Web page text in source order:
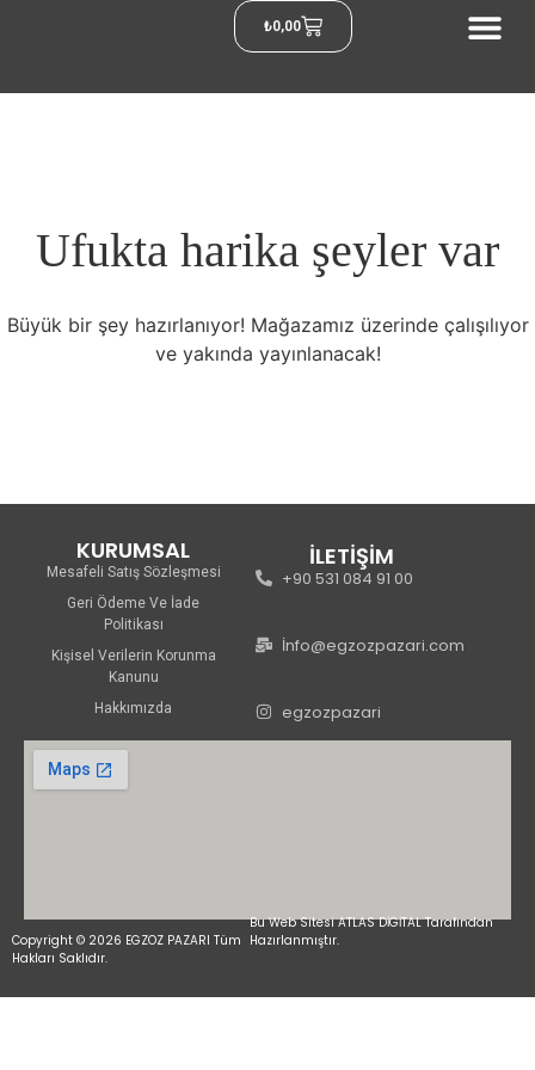
₺0,00
Ufukta harika şeyler var
Büyük bir şey hazırlanıyor! Mağazamız üzerinde çalışılıyor
ve yakında yayınlanacak!
KURUMSAL
Mesafeli Satış Sözleşmesi
Geri Ödeme Ve İade
Politikası
Kişisel Verilerin Korunma
Kanunu
Hakkımızda
İLETİŞİM
+90 531 084 91 00
İnfo@egzozpazari.com
egzozpazari
Copyright © 2026 EGZOZ PAZARI Tüm
Hakları Saklıdır.
Bu Web Sitesi ATLAS DİGİTAL Tarafından
Hazırlanmıştır.